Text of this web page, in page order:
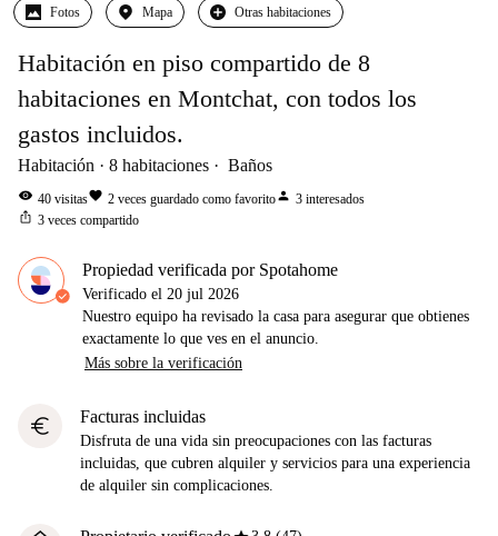
Fotos Mapa Otras habitaciones
Habitación en piso compartido de 8
habitaciones en Montchat, con todos los
gastos incluidos.
Habitación 8 habitaciones Baños
visibility 40 visitasfavorite 2 veces guardado como favoritoperson 3 interesados
ios_share 3 veces compartido
Propiedad verificada por Spotahome
Verificado el 20 jul 2026
Nuestro equipo ha revisado la casa para asegurar que obtienes
exactamente lo que ves en el anuncio.
Más sobre la verificación
euro Facturas incluidas
Disfruta de una vida sin preocupaciones con las facturas
incluidas, que cubren alquiler y servicios para una experiencia
de alquiler sin complicaciones.